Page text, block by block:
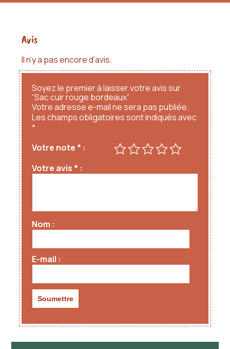
Avis
Il n’y a pas encore d’avis.
Soyez le premier à laisser votre avis sur
“Sac cuir rouge bordeaux”
Votre adresse e-mail ne sera pas publiée.
Les champs obligatoires sont indiqués avec
*
Votre note *
Votre avis *
Nom
E-mail